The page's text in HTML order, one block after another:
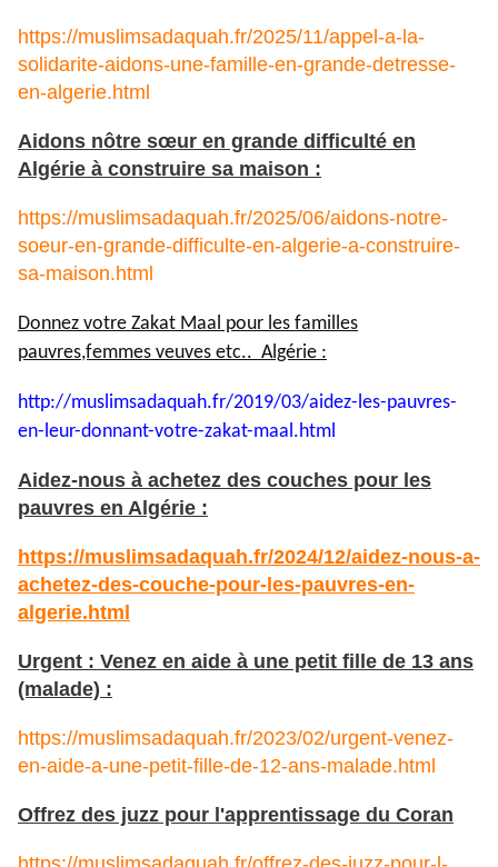
https://muslimsadaquah.fr/2025/11/appel-a-la-
solidarite-aidons-une-famille-en-grande-detresse-
en-algerie.html
Aidons nôtre sœur en grande difficulté en
Algérie à construire sa maison :
https://muslimsadaquah.fr/2025/06/aidons-notre-
soeur-en-grande-difficulte-en-algerie-a-construire-
sa-maison.html
Donnez votre Zakat Maal pour les familles
pauvres,femmes veuves etc.. Algérie :
http://muslimsadaquah.fr/2019/03/aidez-les-pauvres-
en-leur-donnant-votre-zakat-maal.html
Aidez-nous à achetez des couches pour les
pauvres en Algérie :
https://muslimsadaquah.fr/2024/12/aidez-nous-a-
achetez-des-couche-pour-les-pauvres-en-
algerie.html
Urgent : Venez en aide à une petit fille de 13 ans
(malade) :
https://muslimsadaquah.fr/2023/02/urgent-venez-
en-aide-a-une-petit-fille-de-12-ans-malade.html
Offrez des juzz pour l'apprentissage du Coran